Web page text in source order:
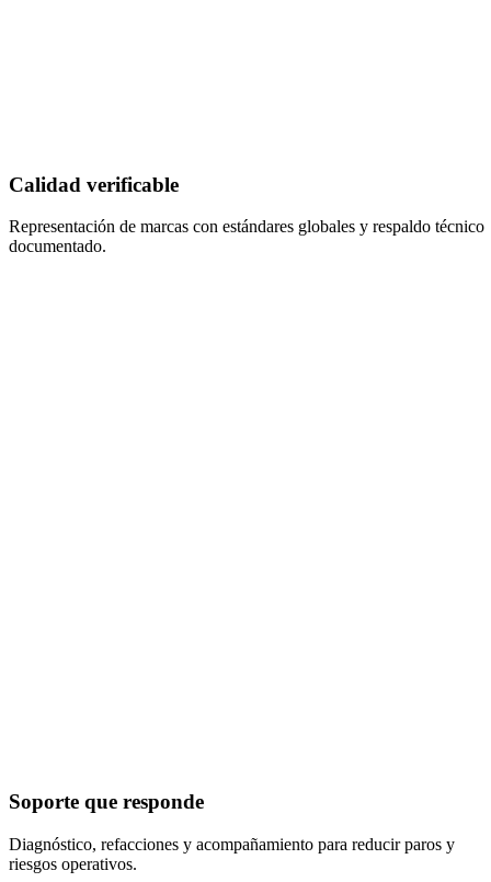
Calidad verificable
Representación de marcas con estándares globales y respaldo técnico
documentado.
Soporte que responde
Diagnóstico, refacciones y acompañamiento para reducir paros y
riesgos operativos.